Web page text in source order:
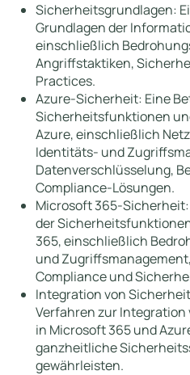
Sicherheitsgrundlagen:
Grundlagen der
einschließlich
Angriffstaktiken,
Practices.
Azure-Sicherheit: Eine
Sicherheitsfunktionen
Azure, einschließlich
Identitäts- und
Datenverschlüsselung,
Compliance-Lösungen.
Microsoft 365-
der
365, einschließlich
und
Compliance und
Integration von
Verfahren zur
in Microsoft 365 und
ganzheitliche
gewährleisten.